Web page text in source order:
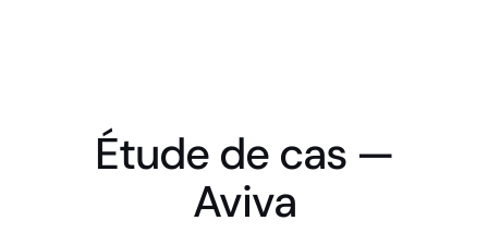
Étude de cas —
Aviva